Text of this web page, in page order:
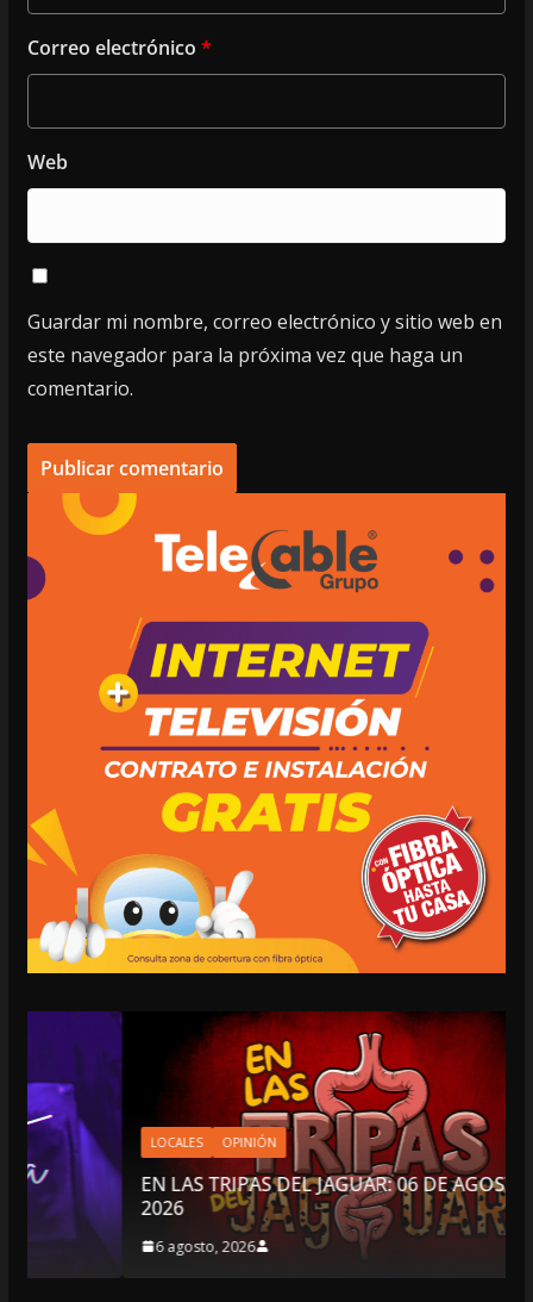
Correo electrónico *
Web
Guardar mi nombre, correo electrónico y sitio web en
este navegador para la próxima vez que haga un
comentario.
LOCALES OPINIÓN
EN LAS TRIPAS DEL JAGUAR: 06 DE AGOSTO DE
2026
6 agosto, 2026